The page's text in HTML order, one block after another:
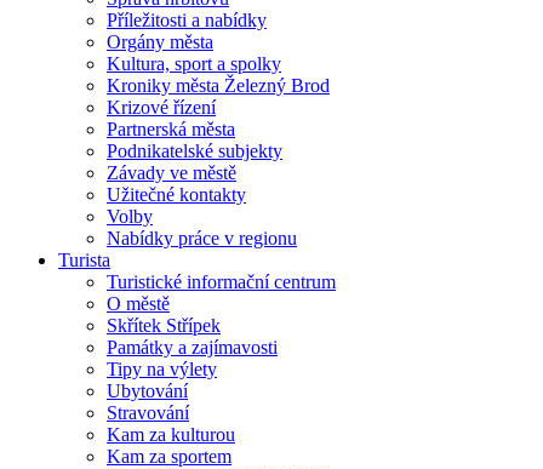
Příležitosti a nabídky
Orgány města
Kultura, sport a spolky
Kroniky města Železný Brod
Krizové řízení
Partnerská města
Podnikatelské subjekty
Závady ve městě
Užitečné kontakty
Volby
Nabídky práce v regionu
Turista
Turistické informační centrum
O městě
Skřítek Střípek
Památky a zajímavosti
Tipy na výlety
Ubytování
Stravování
Kam za kulturou
Kam za sportem